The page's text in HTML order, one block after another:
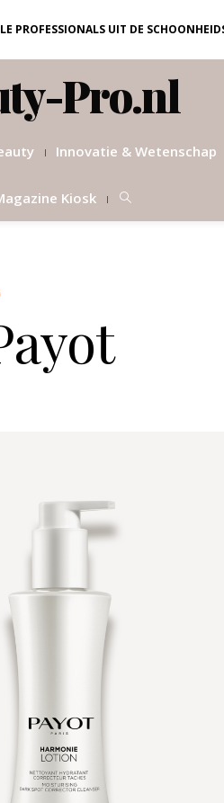
PROFESSIONALS UIT DE
Pro.nl
Innovatie & Wetenschap
Kiosk